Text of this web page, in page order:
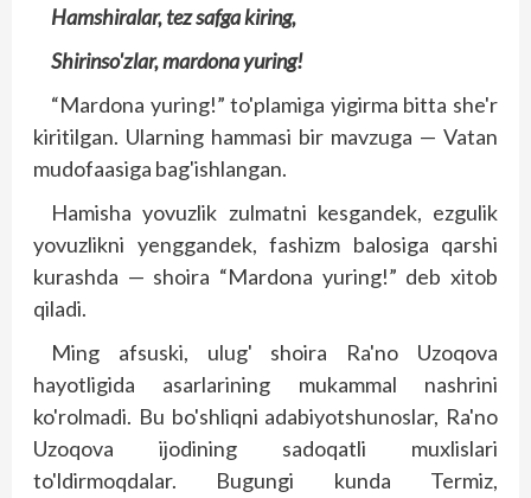
Hamshiralar, tez safga kiring,
Shirinso'zlar, mardona yuring!
“Mardona yuring!” to'plamiga yigirma bitta she'r
kiritilgan. Ularning hammasi bir mavzuga — Vatan
mudofaasiga bag'ishlangan.
Hamisha yovuzlik zulmatni kesgandek, ezgulik
yovuzlikni yenggandek, fashizm balosiga qarshi
kurashda — shoira “Mardona yuring!” deb xitob
qiladi.
Ming afsuski, ulug' shoira Ra'no Uzoqova
hayotligida asarlarining mukammal nashrini
ko'rolmadi. Bu bo'shliqni adabiyotshunoslar, Ra'no
Uzoqova ijodining sadoqatli muxlislari
to'ldirmoqdalar. Bugungi kunda Termiz,